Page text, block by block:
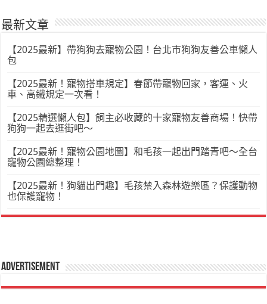
最新文章
【2025最新】帶狗狗去寵物公園！台北市狗狗友善公車懶人
包
【2025最新！寵物搭車規定】春節帶寵物回家，客運、火
車、高鐵規定一次看！
【2025精選懶人包】飼主必收藏的十家寵物友善商場！快帶
狗狗一起去逛街吧～
【2025最新！寵物公園地圖】和毛孩一起出門踏青吧～全台
寵物公園總整理！
【2025最新！狗貓出門趣】毛孩禁入森林遊樂區？保護動物
也保護寵物！
Advertisement